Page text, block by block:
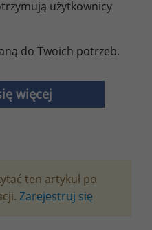
użytkownicy
do Twoich potrzeb.
więcej
ten artykuł po
Zarejestruj się